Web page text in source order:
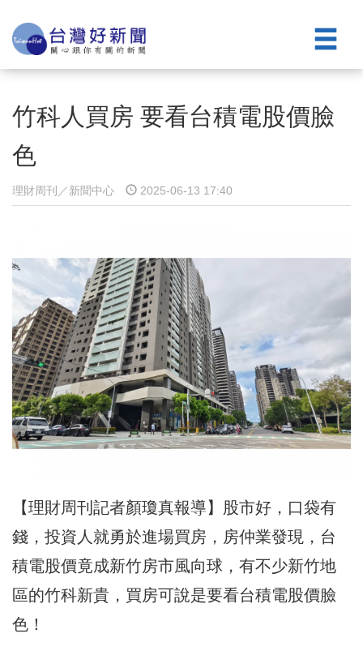
竹科人買房 要看台積電股價臉
色
理財周刊／新聞中心 2025-06-13 17:40
【理財周刊記者顏瓊真報導】股市好，口袋有
錢，投資人就勇於進場買房，房仲業發現，台
積電股價竟成新竹房市風向球，有不少新竹地
區的竹科新貴，買房可說是要看台積電股價臉
色！